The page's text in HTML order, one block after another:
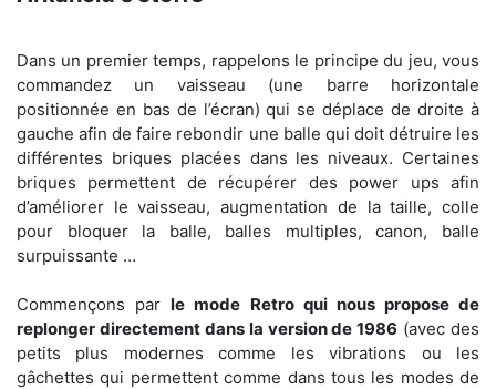
Dans un premier temps, rappelons le principe du jeu, vous
commandez un vaisseau (une barre horizontale
positionnée en bas de l’écran) qui se déplace de droite à
gauche afin de faire rebondir une balle qui doit détruire les
différentes briques placées dans les niveaux. Certaines
briques permettent de récupérer des power ups afin
d’améliorer le vaisseau, augmentation de la taille, colle
pour bloquer la balle, balles multiples, canon, balle
surpuissante …
Commençons parle mode Retro qui nous propose de
replonger directement dans la version de 1986 (avec des
petits plus modernes comme les vibrations ou les
gâchettes qui permettent comme dans tous les modes de